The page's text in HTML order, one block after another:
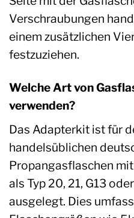
Verschraubungen
einem zusätzlichen
festzuziehen.
Welche Art von
verwenden?
Das Adapterkit ist für
handelsüblichen
Propangasflaschen
als Typ 20, 21, G13
ausgelegt. Dies